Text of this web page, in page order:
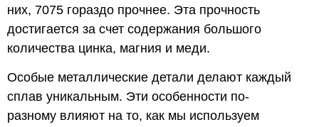
них, 7075 гораздо прочнее. Эта прочность
достигается за счет содержания большого
количества цинка, магния и меди.
Особые металлические детали делают каждый
сплав уникальным. Эти особенности по-
разному влияют на то, как мы используем